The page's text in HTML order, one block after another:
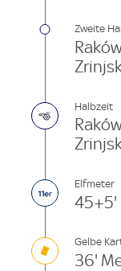
Zweite
Halbzeit
Elfmeter
45+5'
Gelbe
36'